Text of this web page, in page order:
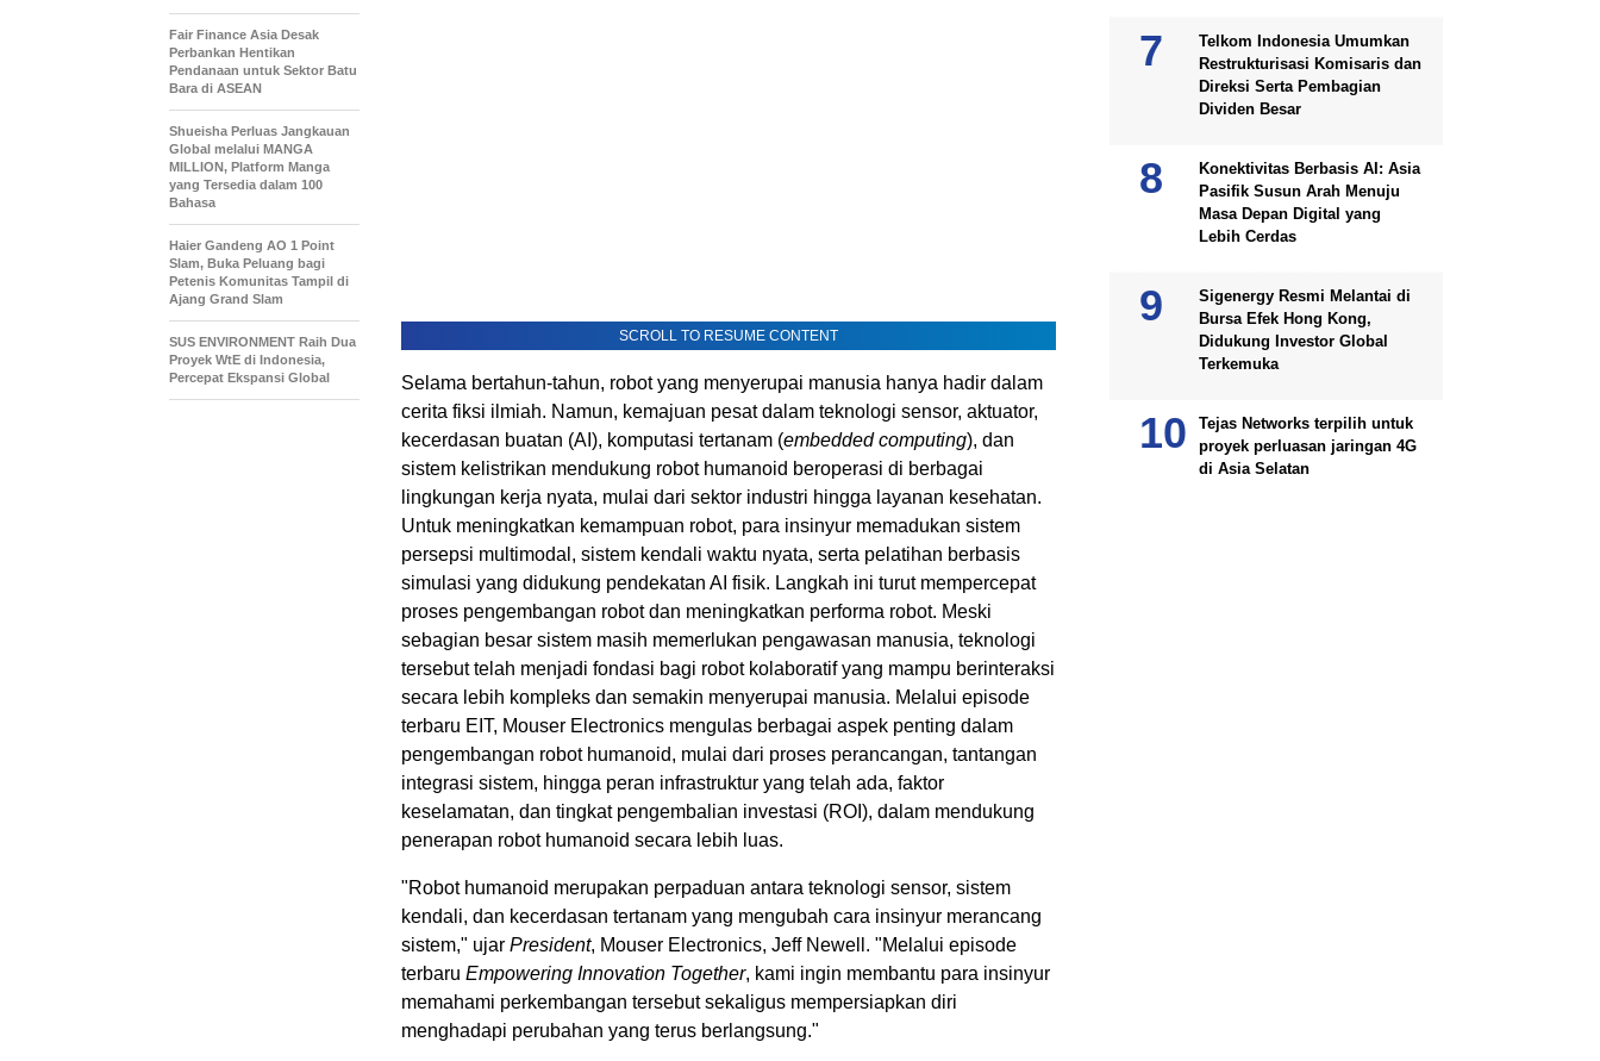
SCROLL TO RESUME CONTENT
Selama bertahun-tahun, robot yang menyerupai manusia hanya hadir dalam
cerita fiksi ilmiah. Namun, kemajuan pesat dalam teknologi sensor, aktuator,
kecerdasan buatan (AI), komputasi tertanam (embedded computing), dan
sistem kelistrikan mendukung robot humanoid beroperasi di berbagai
lingkungan kerja nyata, mulai dari sektor industri hingga layanan kesehatan.
Untuk meningkatkan kemampuan robot, para insinyur memadukan sistem
persepsi multimodal, sistem kendali waktu nyata, serta pelatihan berbasis
simulasi yang didukung pendekatan AI fisik. Langkah ini turut mempercepat
proses pengembangan robot dan meningkatkan performa robot. Meski
sebagian besar sistem masih memerlukan pengawasan manusia, teknologi
tersebut telah menjadi fondasi bagi robot kolaboratif yang mampu berinteraksi
secara lebih kompleks dan semakin menyerupai manusia. Melalui episode
terbaru EIT, Mouser Electronics mengulas berbagai aspek penting dalam
pengembangan robot humanoid, mulai dari proses perancangan, tantangan
integrasi sistem, hingga peran infrastruktur yang telah ada, faktor
keselamatan, dan tingkat pengembalian investasi (ROI), dalam mendukung
penerapan robot humanoid secara lebih luas.
"Robot humanoid merupakan perpaduan antara teknologi sensor, sistem
kendali, dan kecerdasan tertanam yang mengubah cara insinyur merancang
sistem," ujar President, Mouser Electronics, Jeff Newell. "Melalui episode
terbaru Empowering Innovation Together, kami ingin membantu para insinyur
memahami perkembangan tersebut sekaligus mempersiapkan diri
menghadapi perubahan yang terus berlangsung."
Fair Finance Asia Desak
Perbankan Hentikan
Pendanaan untuk Sektor Batu
Bara di ASEAN
Shueisha Perluas Jangkauan
Global melalui MANGA
MILLION, Platform Manga
yang Tersedia dalam 100
Bahasa
Haier Gandeng AO 1 Point
Slam, Buka Peluang bagi
Petenis Komunitas Tampil di
Ajang Grand Slam
SUS ENVIRONMENT Raih Dua
Proyek WtE di Indonesia,
Percepat Ekspansi Global
Telkom Indonesia Umumkan
Restrukturisasi Komisaris dan
Direksi Serta Pembagian
Dividen Besar
Konektivitas Berbasis AI: Asia
Pasifik Susun Arah Menuju
Masa Depan Digital yang
Lebih Cerdas
Sigenergy Resmi Melantai di
Bursa Efek Hong Kong,
Didukung Investor Global
Terkemuka
Tejas Networks terpilih untuk
proyek perluasan jaringan 4G
di Asia Selatan